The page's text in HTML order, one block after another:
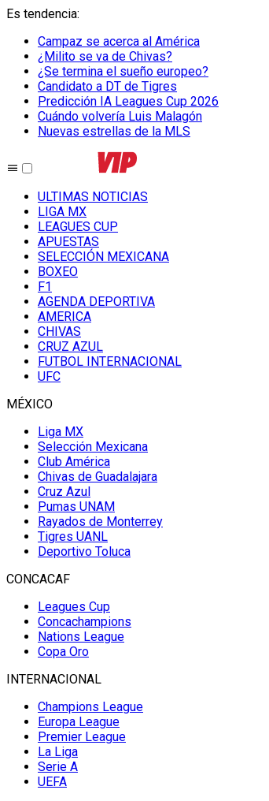
Es tendencia:
Campaz se acerca al América
¿Milito se va de Chivas?
¿Se termina el sueño europeo?
Candidato a DT de Tigres
Predicción IA Leagues Cup 2026
Cuándo volvería Luis Malagón
Nuevas estrellas de la MLS
ULTIMAS NOTICIAS
LIGA MX
LEAGUES CUP
APUESTAS
SELECCIÓN MEXICANA
BOXEO
F1
AGENDA DEPORTIVA
AMERICA
CHIVAS
CRUZ AZUL
FUTBOL INTERNACIONAL
UFC
MÉXICO
Liga MX
Selección Mexicana
Club América
Chivas de Guadalajara
Cruz Azul
Pumas UNAM
Rayados de Monterrey
Tigres UANL
Deportivo Toluca
CONCACAF
Leagues Cup
Concachampions
Nations League
Copa Oro
INTERNACIONAL
Champions League
Europa League
Premier League
La Liga
Serie A
UEFA